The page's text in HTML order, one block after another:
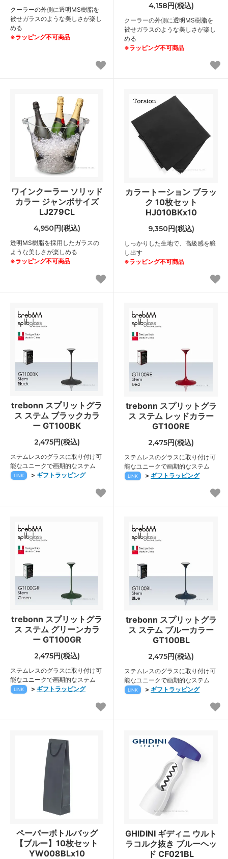
クーラーの外側に透明MS樹脂を
被せガラスのような美しさが楽し
める
※ラッピング不可商品
4,158円(税込)
クーラーの外側に透明MS樹脂を
被せガラスのような美しさが楽し
める
※ラッピング不可商品
ワインクーラー ソリッド
カラー ジャンボサイズ
LJ279CL
4,950円(税込)
透明MS樹脂を採用したガラスの
ような美しさが楽しめる
※ラッピング不可商品
カラートーション ブラッ
ク 10枚セット
HJ010BKx10
9,350円(税込)
しっかりした生地で、高級感を醸
し出す
※ラッピング不可商品
trebonn スプリットグラ
ス ステム ブラックカラ
ー GT100BK
2,475円(税込)
ステムレスのグラスに取り付け可
能なユニークで画期的なステム
LINK > ギフトラッピング
trebonn スプリットグラ
ス ステム レッドカラー
GT100RE
2,475円(税込)
ステムレスのグラスに取り付け可
能なユニークで画期的なステム
LINK > ギフトラッピング
trebonn スプリットグラ
ス ステム グリーンカラ
ー GT100GR
2,475円(税込)
ステムレスのグラスに取り付け可
能なユニークで画期的なステム
LINK > ギフトラッピング
trebonn スプリットグラ
ス ステム ブルーカラー
GT100BL
2,475円(税込)
ステムレスのグラスに取り付け可
能なユニークで画期的なステム
LINK > ギフトラッピング
ペーパーボトルバッグ
【ブルー】10枚セット
YW008BLx10
GHIDINI ギディニ ウルト
ラコルク抜き ブルーヘッ
ド CF021BL